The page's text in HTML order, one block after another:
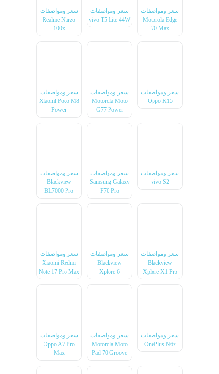
سعر ومواصفات
Motorola Edge
70 Max
سعر ومواصفات
vivo T5 Lite 44W
سعر ومواصفات
Realme Narzo
100x
سعر ومواصفات
Oppo K15
سعر ومواصفات
Motorola Moto
G77 Power
سعر ومواصفات
Xiaomi Poco M8
Power
سعر ومواصفات
vivo S2
سعر ومواصفات
Samsung Galaxy
F70 Pro
سعر ومواصفات
Blackview
BL7000 Pro
سعر ومواصفات
Blackview
Xplore X1 Pro
سعر ومواصفات
Blackview
Xplore 6
سعر ومواصفات
Xiaomi Redmi
Note 17 Pro Max
سعر ومواصفات
OnePlus N6x
سعر ومواصفات
Motorola Moto
Pad 70 Groove
سعر ومواصفات
Oppo A7 Pro
Max